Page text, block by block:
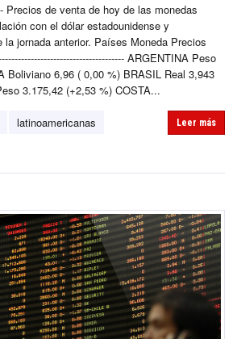
Precios de venta de hoy de las monedas
con el dólar estadounidense y
jornada anterior. Países Moneda Precios
ARGENTINA Peso
Boliviano 6,96 ( 0,00 %) BRASIL Real 3,943
3.175,42 (+2,53 %) COSTA...
latinoamericanas
Leer más